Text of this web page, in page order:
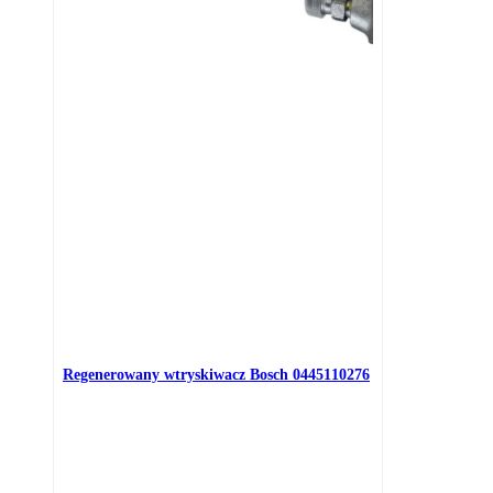
Regenerowany wtryskiwacz Bosch 0445110276